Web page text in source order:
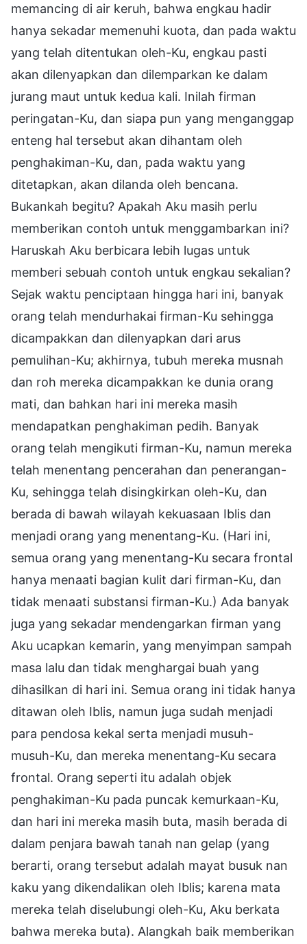
memancing di air keruh, bahwa engkau hadir
hanya sekadar memenuhi kuota, dan pada waktu
yang telah ditentukan oleh-Ku, engkau pasti
akan dilenyapkan dan dilemparkan ke dalam
jurang maut untuk kedua kali. Inilah firman
peringatan-Ku, dan siapa pun yang menganggap
enteng hal tersebut akan dihantam oleh
penghakiman-Ku, dan, pada waktu yang
ditetapkan, akan dilanda oleh bencana.
Bukankah begitu? Apakah Aku masih perlu
memberikan contoh untuk menggambarkan ini?
Haruskah Aku berbicara lebih lugas untuk
memberi sebuah contoh untuk engkau sekalian?
Sejak waktu penciptaan hingga hari ini, banyak
orang telah mendurhakai firman-Ku sehingga
dicampakkan dan dilenyapkan dari arus
pemulihan-Ku; akhirnya, tubuh mereka musnah
dan roh mereka dicampakkan ke dunia orang
mati, dan bahkan hari ini mereka masih
mendapatkan penghakiman pedih. Banyak
orang telah mengikuti firman-Ku, namun mereka
telah menentang pencerahan dan penerangan-
Ku, sehingga telah disingkirkan oleh-Ku, dan
berada di bawah wilayah kekuasaan Iblis dan
menjadi orang yang menentang-Ku. (Hari ini,
semua orang yang menentang-Ku secara frontal
hanya menaati bagian kulit dari firman-Ku, dan
tidak menaati substansi firman-Ku.) Ada banyak
juga yang sekadar mendengarkan firman yang
Aku ucapkan kemarin, yang menyimpan sampah
masa lalu dan tidak menghargai buah yang
dihasilkan di hari ini. Semua orang ini tidak hanya
ditawan oleh Iblis, namun juga sudah menjadi
para pendosa kekal serta menjadi musuh-
musuh-Ku, dan mereka menentang-Ku secara
frontal. Orang seperti itu adalah objek
penghakiman-Ku pada puncak kemurkaan-Ku,
dan hari ini mereka masih buta, masih berada di
dalam penjara bawah tanah nan gelap (yang
berarti, orang tersebut adalah mayat busuk nan
kaku yang dikendalikan oleh Iblis; karena mata
mereka telah diselubungi oleh-Ku, Aku berkata
bahwa mereka buta). Alangkah baik memberikan